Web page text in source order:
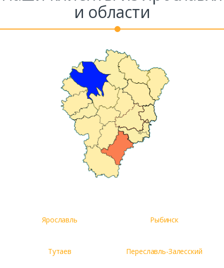
Комментарий к заказу
и области
Ярославль Рыбинск
Тутаев Переславль-Залесский